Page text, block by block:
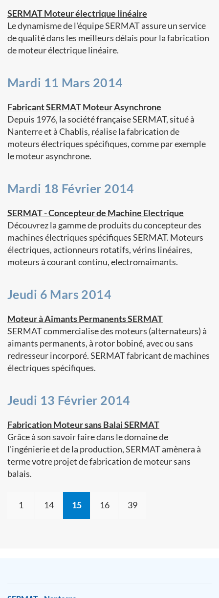
SERMAT Moteur électrique linéaire
Le dynamisme de l'équipe SERMAT assure un service
de qualité dans les meilleurs délais pour la fabrication
de moteur électrique linéaire.
Mardi 11 Mars 2014
Fabricant SERMAT Moteur Asynchrone
Depuis 1976, la société française SERMAT, situé à
Nanterre et à Chablis, réalise la fabrication de
moteurs électriques spécifiques, comme par exemple
le moteur asynchrone.
Mardi 18 Février 2014
SERMAT - Concepteur de Machine Electrique
Découvrez la gamme de produits du concepteur des
machines électriques spécifiques SERMAT. Moteurs
électriques, actionneurs rotatifs, vérins linéaires,
moteurs à courant continu, electromaimants.
Jeudi 6 Mars 2014
Moteur à Aimants Permanents SERMAT
SERMAT commercialise des moteurs (alternateurs) à
aimants permanents, à rotor bobiné, avec ou sans
redresseur incorporé. SERMAT fabricant de machines
électriques spécifiques.
Jeudi 13 Février 2014
Fabrication Moteur sans Balai SERMAT
Grâce à son savoir faire dans le domaine de
l'ingénierie et de la production, SERMAT amènera à
terme votre projet de fabrication de moteur sans
balais.
1 14 15 16 39